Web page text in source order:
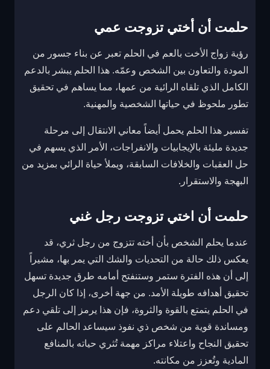
حلمت أن أختي تزوجت عمي
رؤية زواج الأخت بالعم في الحلم تعبر عن بناء جسور من
المودة والتعاون بين الشخص وعمّه. هذا الحلم يبشر بالدعم
الكامل الذي تلقاه الرائية من عمها، مما يساهم في تحقيق
تطور ملحوظ في حياتها الشخصية والمهنية.
تفسير هذا الحلم يحمل أيضاً معاني الانتقال إلى مرحلة
جديدة مليئة بالإيجابيات والانفراجات، الأمر الذي يسهم في
حل العقبات والخلافات السابقة، ويملأ حياة الرائي بمزيد من
البهجة والاستقرار.
حلمت أن اختي تزوجت رجل غني
عندما يحلم الشخص بأن أخته تتزوج من رجل ثري، قد
يعكس ذلك حالة من التحديات والشك التي يمر بها، مشيراً
إلى أن هذه الفترة ستمر وستنفتح أمامه طرق جديدة تسهل
تحقيق أهدافه طويلة الأمد. من جهة أخرى، إذا كان الرجل
في الحلم يتمتع بالقوة والثروة، فإن هذا يرمز إلى تلقي دعم
ومساندة قوية من شخص ذي نفوذ سيساعد الحالم على
تحقيق النجاح واعتلاء مراكز مهمة تُثري حياته بالمنافع
المادية وتُعزز من مكانته.